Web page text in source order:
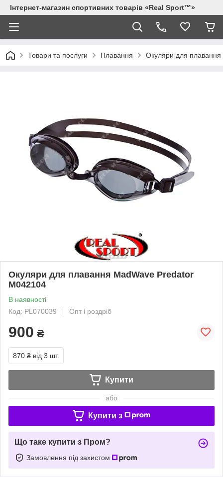
Інтернет-магазин спортивних товарів «Real Sport™»
Товари та послуги Плавання Окуляри для плавання
Окуляри для плавання MadWave Predator
M042104
В наявності
Код: PL070039
Опт і роздріб
900 ₴
870 ₴ від 3 шт.
Купити
або
Купити з
Що таке купити з Пром?
Замовлення під захистом